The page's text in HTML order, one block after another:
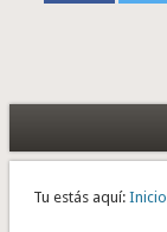
Tu estás aquí: Inicio